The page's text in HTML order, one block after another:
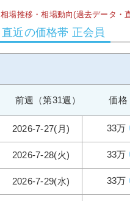
相場推移・相場動向(過去データ・
直近の価格帯 正会員
前週（第31週） 価格 (
2026-7-27(月) 33万
2026-7-28(火) 33万
2026-7-29(水) 33万